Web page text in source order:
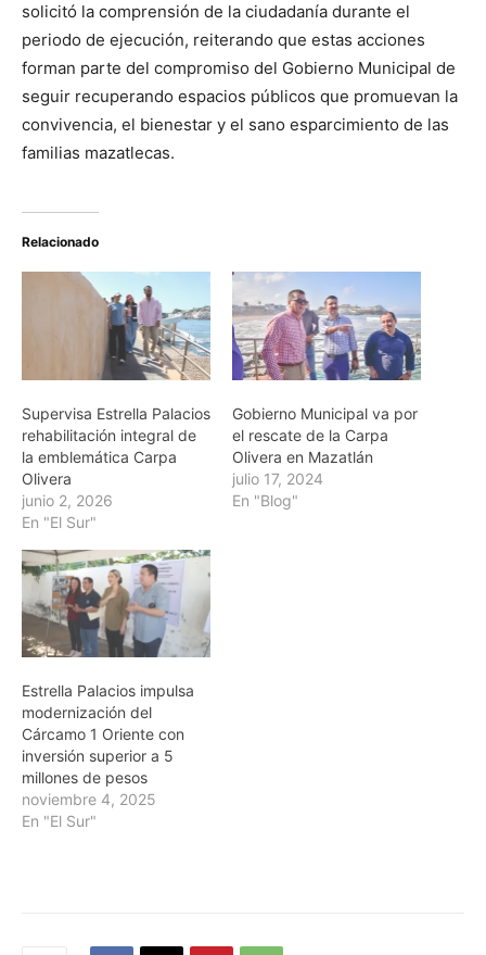
solicitó la comprensión de la ciudadanía durante el
periodo de ejecución, reiterando que estas acciones
forman parte del compromiso del Gobierno Municipal de
seguir recuperando espacios públicos que promuevan la
convivencia, el bienestar y el sano esparcimiento de las
familias mazatlecas.
Relacionado
Supervisa Estrella Palacios
rehabilitación integral de
la emblemática Carpa
Olivera
junio 2, 2026
En "El Sur"
Gobierno Municipal va por
el rescate de la Carpa
Olivera en Mazatlán
julio 17, 2024
En "Blog"
Estrella Palacios impulsa
modernización del
Cárcamo 1 Oriente con
inversión superior a 5
millones de pesos
noviembre 4, 2025
En "El Sur"